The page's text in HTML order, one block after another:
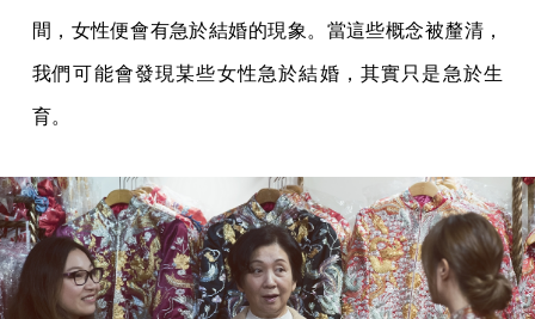
間，女性便會有急於結婚的現象。當這些概念被釐清，
我們可能會發現某些女性急於結婚，其實只是急於生
育。